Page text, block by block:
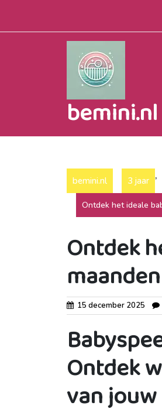
inhoud
bemini.nl
bemini.nl 3 jaar ,
Ontdek het ideale
Ontdek
15 december 2025
Ontdek
van